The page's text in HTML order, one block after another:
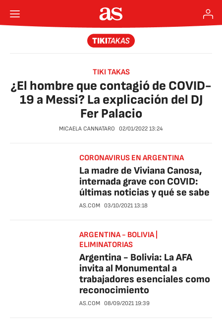
TIKI TAKAS
¿El hombre que contagió de COVID-
19 a Messi? La explicación del DJ
Fer Palacio
MICAELA CANNATARO 02/01/2022 13:24
CORONAVIRUS EN ARGENTINA
La madre de Viviana Canosa,
internada grave con COVID:
últimas noticias y qué se sabe
AS.COM 03/10/2021 13:18
ARGENTINA - BOLIVIA |
ELIMINATORIAS
Argentina - Bolivia: La AFA
invita al Monumental a
trabajadores esenciales como
reconocimiento
AS.COM 08/09/2021 19:39